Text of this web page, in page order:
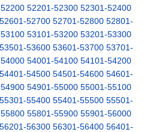
52201-52300 52301-52400
52601-52700 52701-52800 52801-
53101-53200 53201-53300
53501-53600 53601-53700 53701-
54001-54100 54101-54200
54401-54500 54501-54600 54601-
54901-55000 55001-55100
55301-55400 55401-55500 55501-
55801-55900 55901-56000
56201-56300 56301-56400 56401-